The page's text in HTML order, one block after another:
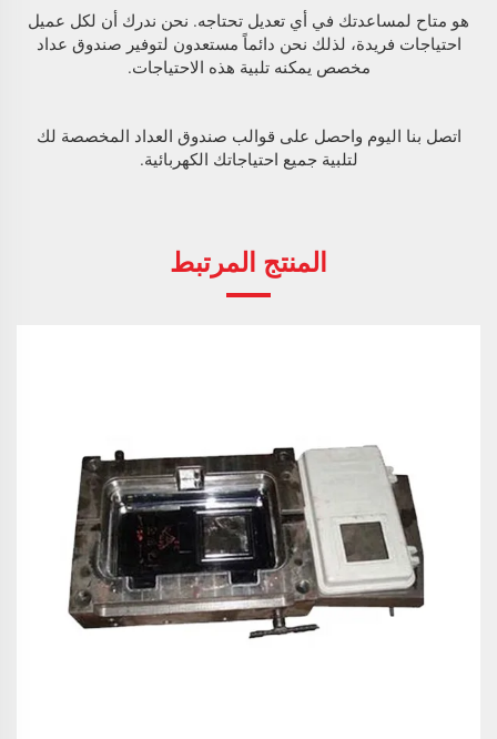
هو متاح لمساعدتك في أي تعديل تحتاجه. نحن ندرك أن لكل عميل
احتياجات فريدة، لذلك نحن دائماً مستعدون لتوفير صندوق عداد
مخصص يمكنه تلبية هذه الاحتياجات.
اتصل بنا اليوم واحصل على قوالب صندوق العداد المخصصة لك
لتلبية جميع احتياجاتك الكهربائية.
المنتج المرتبط